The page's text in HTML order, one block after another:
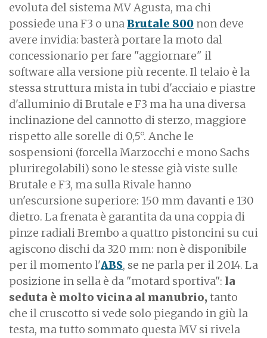
evoluta del sistema MV Agusta, ma chi
possiede una F3 o unaBrutale 800 non deve
avere invidia: basterà portare la moto dal
concessionario per fare "aggiornare" il
software alla versione più recente. Il telaio è la
stessa struttura mista in tubi d'acciaio e piastre
d'alluminio di Brutale e F3 ma ha una diversa
inclinazione del cannotto di sterzo, maggiore
rispetto alle sorelle di 0,5°. Anche le
sospensioni (forcella Marzocchi e mono Sachs
pluriregolabili) sono le stesse già viste sulle
Brutale e F3, ma sulla Rivale hanno
un'escursione superiore: 150 mm davanti e 130
dietro. La frenata è garantita da una coppia di
pinze radiali Brembo a quattro pistoncini su cui
agiscono dischi da 320 mm: non è disponibile
per il momento l'ABS, se ne parla per il 2014. La
posizione in sella è da "motard sportiva": la
seduta è molto vicina al manubrio,tanto
che il cruscotto si vede solo piegando in giù la
testa, ma tutto sommato questa MV si rivela